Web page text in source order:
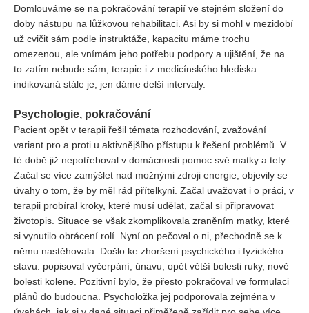
Domlouváme se na pokračování terapií ve stejném složení do
doby nástupu na lůžkovou rehabilitaci. Asi by si mohl v mezidobí
už cvičit sám podle instruktáže, kapacitu máme trochu
omezenou, ale vnímám jeho potřebu podpory a ujištění, že na
to zatím nebude sám, terapie i z medicínského hlediska
indikovaná stále je, jen dáme delší intervaly.
Psychologie, pokračování
Pacient opět v terapii řešil témata rozhodování, zvažování
variant pro a proti u aktivnějšího přístupu k řešení problémů. V
té době již nepotřeboval v domácnosti pomoc své matky a tety.
Začal se více zamýšlet nad možnými zdroji energie, objevily se
úvahy o tom, že by měl rád přítelkyni. Začal uvažovat i o práci, v
terapii probíral kroky, které musí udělat, začal si připravovat
životopis. Situace se však zkomplikovala zraněním matky, které
si vynutilo obrácení rolí. Nyní on pečoval o ni, přechodně se k
němu nastěhovala. Došlo ke zhoršení psychického i fyzického
stavu: popisoval vyčerpání, únavu, opět větší bolesti ruky, nově
bolesti kolene. Pozitivní bylo, že přesto pokračoval ve formulaci
plánů do budoucna. Psycholožka jej podporovala zejména v